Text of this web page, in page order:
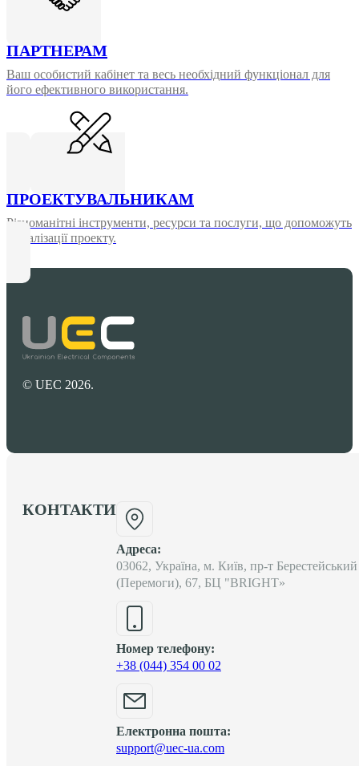
ПАРТНЕРАМ
Ваш особистий кабінет та весь необхідний функціонал для
його ефективного використання.
ПРОЕКТУВАЛЬНИКАМ
Різноманітні інструменти, ресурси та послуги, що допоможуть
у реалізації проекту.
© UEC 2026.
КОНТАКТИ
Адреса:
03062, Україна, м. Київ, пр-т Берестейський
(Перемоги), 67, БЦ "BRIGHT»
Номер телефону:
+38 (044) 354 00 02
Електронна пошта:
support@uec-ua.com